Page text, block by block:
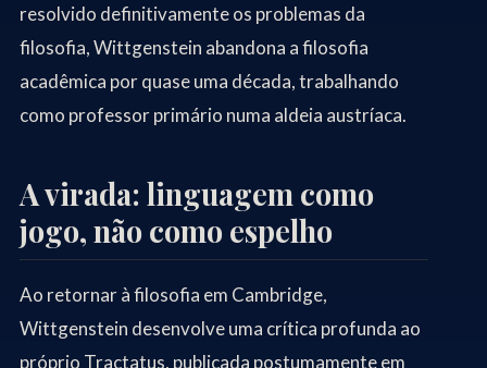
resolvido definitivamente os problemas da
filosofia, Wittgenstein abandona a filosofia
acadêmica por quase uma década, trabalhando
como professor primário numa aldeia austríaca.
A virada: linguagem como
jogo, não como espelho
Ao retornar à filosofia em Cambridge,
Wittgenstein desenvolve uma crítica profunda ao
próprio Tractatus, publicada postumamente em